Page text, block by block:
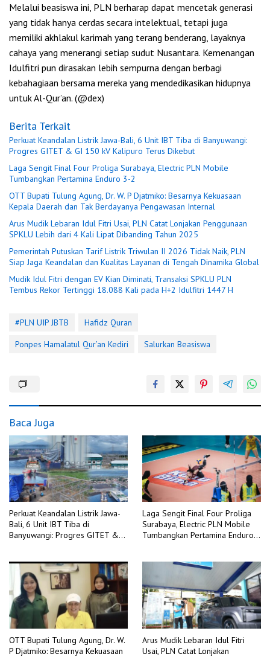
Melalui beasiswa ini, PLN berharap dapat mencetak generasi
yang tidak hanya cerdas secara intelektual, tetapi juga
memiliki akhlakul karimah yang terang benderang, layaknya
cahaya yang menerangi setiap sudut Nusantara. Kemenangan
Idulfitri pun dirasakan lebih sempurna dengan berbagi
kebahagiaan bersama mereka yang mendedikasikan hidupnya
untuk Al-Qur’an. (@dex)
Berita Terkait
Perkuat Keandalan Listrik Jawa-Bali, 6 Unit IBT Tiba di Banyuwangi:
Progres GITET & GI 150 kV Kalipuro Terus Dikebut
Laga Sengit Final Four Proliga Surabaya, Electric PLN Mobile
Tumbangkan Pertamina Enduro 3-2
OTT Bupati Tulung Agung, Dr. W. P Djatmiko: Besarnya Kekuasaan
Kepala Daerah dan Tak Berdayanya Pengawasan Internal
Arus Mudik Lebaran Idul Fitri Usai, PLN Catat Lonjakan Penggunaan
SPKLU Lebih dari 4 Kali Lipat Dibanding Tahun 2025
Pemerintah Putuskan Tarif Listrik Triwulan II 2026 Tidak Naik, PLN
Siap Jaga Keandalan dan Kualitas Layanan di Tengah Dinamika Global
Mudik Idul Fitri dengan EV Kian Diminati, Transaksi SPKLU PLN
Tembus Rekor Tertinggi 18.088 Kali pada H+2 Idulfitri 1447 H
#PLN UIP JBTB
Hafidz Quran
Ponpes Hamalatul Qur’an Kediri
Salurkan Beasiswa
Baca Juga
Perkuat Keandalan Listrik Jawa-
Bali, 6 Unit IBT Tiba di
Banyuwangi: Progres GITET &
Laga Sengit Final Four Proliga
Surabaya, Electric PLN Mobile
Tumbangkan Pertamina Enduro
OTT Bupati Tulung Agung, Dr. W.
P Djatmiko: Besarnya Kekuasaan
Arus Mudik Lebaran Idul Fitri
Usai, PLN Catat Lonjakan